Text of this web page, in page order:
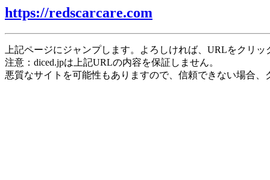
https://redscarcare.com
上記ページにジャンプします。よろしければ、URLをクリ
注意：diced.jpは上記URLの内容を保証しません。
悪質なサイトを可能性もありますので、信頼できない場合、